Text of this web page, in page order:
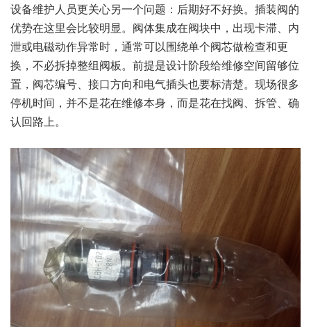
设备维护人员更关心另一个问题：后期好不好换。插装阀的
优势在这里会比较明显。阀体集成在阀块中，出现卡滞、内
泄或电磁动作异常时，通常可以围绕单个阀芯做检查和更
换，不必拆掉整组阀板。前提是设计阶段给维修空间留够位
置，阀芯编号、接口方向和电气插头也要标清楚。现场很多
停机时间，并不是花在维修本身，而是花在找阀、拆管、确
认回路上。